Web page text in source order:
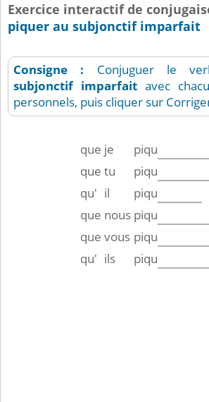
Exercice interactif de
piquer au subjonctif imparfait
Consigne : Conjuguer le
subjonctif imparfait avec
personnels, puis cliquer sur
que je
piqu
que tu
piqu
qu' il
piqu
que nous piqu
que vous piqu
qu' ils piqu